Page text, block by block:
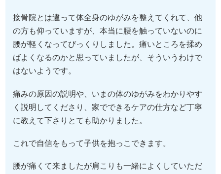
接骨院とは違って体全身のゆがみを整えてくれて、他
の方も仰っていますが、本当に腰を触っていないのに
腰が軽くなってびっくりしました。痛いところを揉め
ばよくなるのかと思っていましたが、そういうわけで
はないようです。
痛みの原因の説明や、いまの体のゆがみをわかりやす
く説明してくださり、家でできるケアの仕方など丁寧
に教えて下さりとても助かりました。
これで自信をもって子供を抱っこできます。
腰が痛くて来ましたが肩こりも一緒によくしていただ